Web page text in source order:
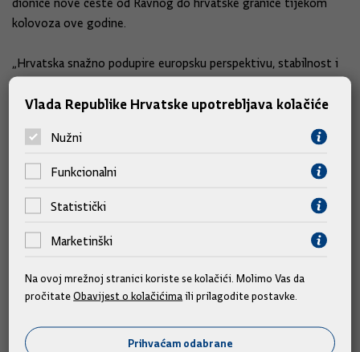
dionice nove ceste od Ravnog do hrvatske granice tijekom
kolovoza ove godine.
„Hrvatska snažno podupire europsku perspektivu, stabilnost i
razvoj Bosne i Hercegovine u kojoj sva tri konstitutivna
naroda trebaju biti jednakopravna. Brojni prometni, energetski
Hercegovinu, poručio je premijer Plenković na platformi X
nakon sastanka.
Slične vijesti
Vlada Republike Hrvatske upotrebljava kolačiće
Nužni
Funkcionalni
Statistički
Marketinški
Na ovoj mrežnoj stranici koriste se kolačići. Molimo Vas da
pročitateObavijest o kolačićimaili prilagodite postavke.
Prihvaćam odabrane